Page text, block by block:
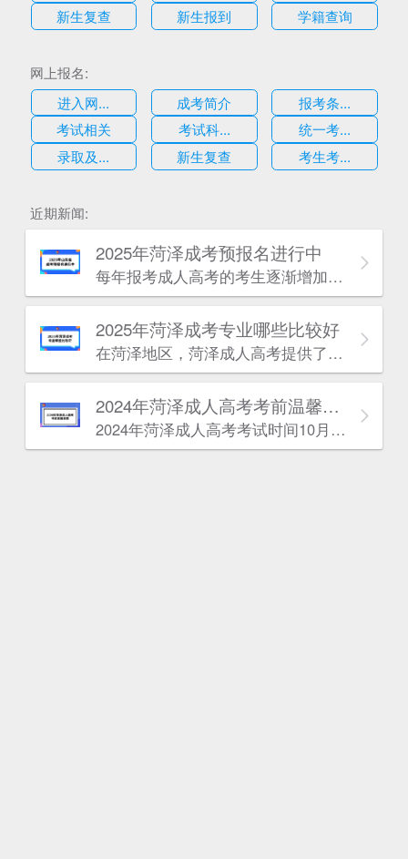
估
新生复查
新生报到 学籍查询
网上报名:
进入网...
成考简介
报考条...
考试相关
考试科...
统一考...
录取及...
新生复查 考生考...
近期新闻:
2025年菏泽成考预报名进行中
每年报考成人高考的考生逐渐增加，意味着竞争加大，只有充分备考，才能一次通过考试。学历改革即将全面实施，趁早学历提升是最好的选择。
2025年菏泽成考专业哪些比较好
在菏泽地区，菏泽成人高考提供了多种热门专业供考生选择，涵盖了语言、机械电气、土建、管理、医学、设计、法律、电子信息、教育和技术等多个领域。以下是对几类别专业的推荐，以帮助考生做出更好的选择。
2024年菏泽成人高考考前温馨提醒
2024年菏泽成人高考考试时间10月19日-20日，我们特别准备了这份考前提醒，希望能为你们的备考之路增添一份信心和力量